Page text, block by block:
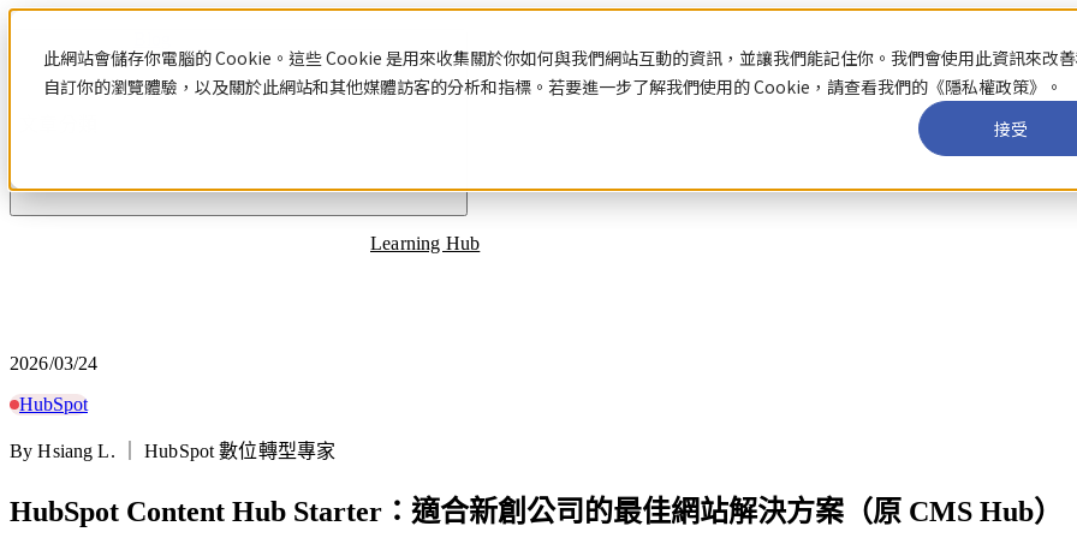
此網站會儲存你電腦的 Cookie。這些 Cookie 是用來收集關於你如何與我們網站互動的資訊，並讓我們能記住你。我們會使用此資訊來改
自訂你的瀏覽體驗，以及關於此網站和其他媒體訪客的分析和指標。若要進一步了解我們使用的 Cookie，請查看我們的《隱私權政策》。
接受
Learning Hub
2026/03/24
HubSpot
By Hsiang L. ｜ HubSpot 數位轉型專家
HubSpot Content Hub Starter：適合新創公司的最佳網站解決方案（原 CMS Hub）